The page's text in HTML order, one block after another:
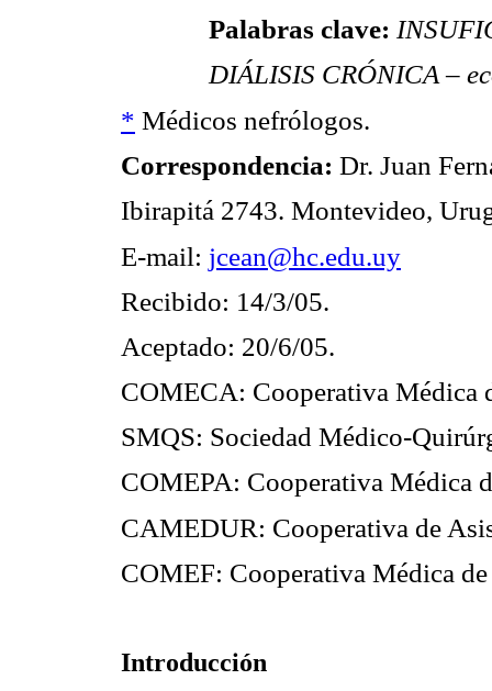
Palabras clave:
DIÁLISIS CRÓNICA –
* Médicos nefrólogos.
Correspondencia: Dr. Juan
Ibirapitá 2743. Montevideo,
E-mail: jcean@hc.edu.uy
Recibido: 14/3/05.
Aceptado: 20/6/05.
COMECA: Cooperativa Médica
SMQS: Sociedad Médico-
COMEPA: Cooperativa Médica
CAMEDUR: Cooperativa de
COMEF: Cooperativa Médica
Introducción